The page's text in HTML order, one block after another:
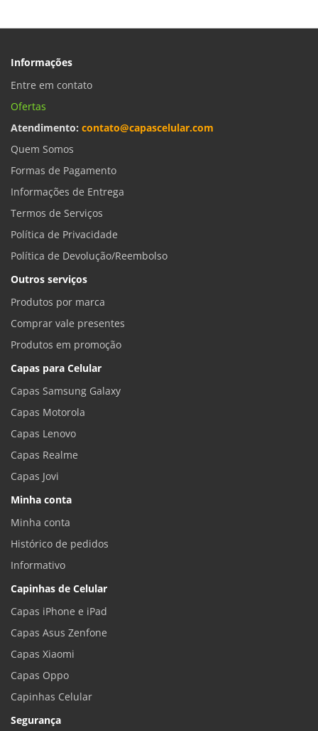
Informações
Entre em contato
Ofertas
Atendimento: contato@capascelular.com
Quem Somos
Formas de Pagamento
Informações de Entrega
Termos de Serviços
Política de Privacidade
Política de Devolução/Reembolso
Outros serviços
Produtos por marca
Comprar vale presentes
Produtos em promoção
Capas para Celular
Capas Samsung Galaxy
Capas Motorola
Capas Lenovo
Capas Realme
Capas Jovi
Minha conta
Minha conta
Histórico de pedidos
Informativo
Capinhas de Celular
Capas iPhone e iPad
Capas Asus Zenfone
Capas Xiaomi
Capas Oppo
Capinhas Celular
Segurança